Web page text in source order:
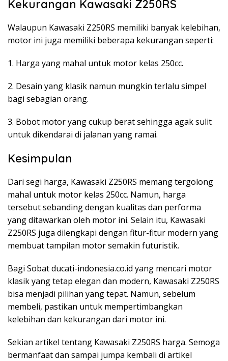
Kekurangan Kawasaki Z250RS
Walaupun Kawasaki Z250RS memiliki banyak kelebihan,
motor ini juga memiliki beberapa kekurangan seperti:
1. Harga yang mahal untuk motor kelas 250cc.
2. Desain yang klasik namun mungkin terlalu simpel
bagi sebagian orang.
3. Bobot motor yang cukup berat sehingga agak sulit
untuk dikendarai di jalanan yang ramai.
Kesimpulan
Dari segi harga, Kawasaki Z250RS memang tergolong
mahal untuk motor kelas 250cc. Namun, harga
tersebut sebanding dengan kualitas dan performa
yang ditawarkan oleh motor ini. Selain itu, Kawasaki
Z250RS juga dilengkapi dengan fitur-fitur modern yang
membuat tampilan motor semakin futuristik.
Bagi Sobat ducati-indonesia.co.id yang mencari motor
klasik yang tetap elegan dan modern, Kawasaki Z250RS
bisa menjadi pilihan yang tepat. Namun, sebelum
membeli, pastikan untuk mempertimbangkan
kelebihan dan kekurangan dari motor ini.
Sekian artikel tentang Kawasaki Z250RS harga. Semoga
bermanfaat dan sampai jumpa kembali di artikel